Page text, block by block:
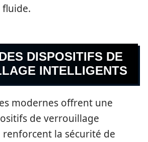
fluide.
DISPOSITIFS DE
INTELLIGENTS
modernes offrent une
de verrouillage
la sécurité de